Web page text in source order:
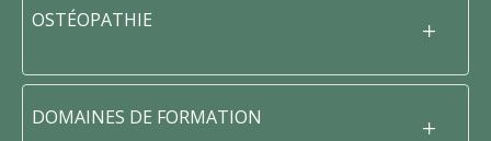
OSTÉOPATHIE
DOMAINES DE FORMATION